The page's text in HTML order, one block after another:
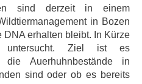
sind derzeit in einem
in Bozen
erhalten bleibt. In Kürze
untersucht. Ziel ist es
Auerhuhnbestände in
sind oder ob es bereits